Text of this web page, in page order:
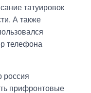
татуировок
А также
телефона
россия
прифронтовые